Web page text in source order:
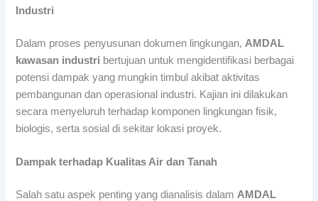
Industri
Dalam proses penyusunan dokumen lingkungan, AMDAL
kawasan industri bertujuan untuk mengidentifikasi berbagai
potensi dampak yang mungkin timbul akibat aktivitas
pembangunan dan operasional industri. Kajian ini dilakukan
secara menyeluruh terhadap komponen lingkungan fisik,
biologis, serta sosial di sekitar lokasi proyek.
Dampak terhadap Kualitas Air dan Tanah
Salah satu aspek penting yang dianalisis dalam AMDAL